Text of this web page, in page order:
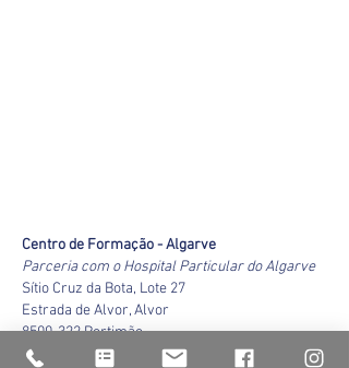
Centro de Formação - Algarve
Parceria com o Hospital Particular do Algarve
Sítio Cruz da Bota, Lote 27
Estrada de Alvor, Alvor
8500-322Portimão